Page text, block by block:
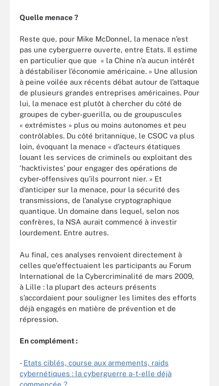
Quelle menace ?
Reste que, pour Mike McDonnel, la menace n’est
pas une cyberguerre ouverte, entre Etats. Il estime
en particulier que que « la Chine n’a aucun intérêt
à déstabiliser l’économie américaine. » Une allusion
à peine voilée aux récents débat autour de l’attaque
de plusieurs grandes entreprises américaines. Pour
lui, la menace est plutôt à chercher du côté de
groupes de cyber-guerilla, ou de groupuscules
« extrémistes » plus ou moins autonomes et peu
contrôlables. Du côté britannique, le CSOC va plus
loin, évoquant la menace « d’acteurs étatiques
louant les services de criminels ou exploitant des
‘hacktivistes’ pour engager des opérations de
cyber-offensives qu’ils pourront nier. » Et
d’anticiper sur la menace, pour la sécurité des
transmissions, de l’analyse cryptographique
quantique. Un domaine dans lequel, selon nos
confrères, la NSA aurait commencé à investir
lourdement. Entre autres.
Au final, ces analyses renvoient directement à
celles que'effectuaient les participants au Forum
International de la Cybercriminalité de mars 2009,
à Lille : la plupart des acteurs présents
s’accordaient pour souligner les limites des efforts
déjà engagés en matière de prévention et de
répression.
En complément :
- Etats ciblés, course aux armements, raids
cybernétiques : la cyberguerre a-t-elle déjà
commencée ?